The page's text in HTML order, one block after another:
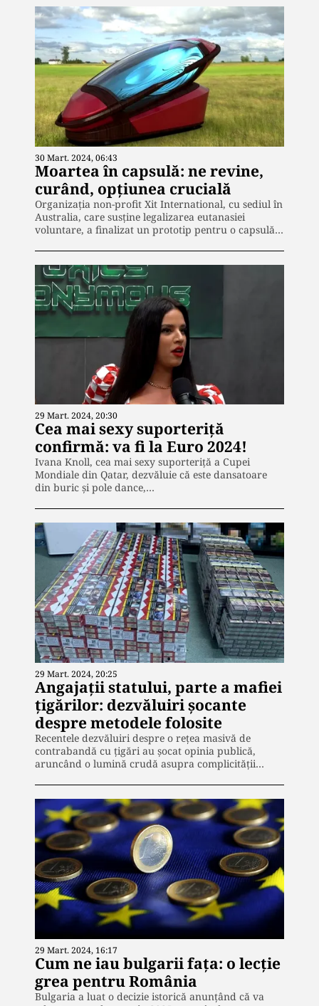
30 Mart. 2024, 06:43
Moartea în capsulă: ne revine,
curând, opțiunea crucială
Organizația non-profit Xit International, cu sediul în
Australia, care susține legalizarea eutanasiei
voluntare, a finalizat un prototip pentru o capsulă…
29 Mart. 2024, 20:30
Cea mai sexy suporteriță
confirmă: va fi la Euro 2024!
Ivana Knoll, cea mai sexy suporteriță a Cupei
Mondiale din Qatar, dezvăluie că este dansatoare
din buric și pole dance,…
29 Mart. 2024, 20:25
Angajații statului, parte a mafiei
țigărilor: dezvăluiri șocante
despre metodele folosite
Recentele dezvăluiri despre o rețea masivă de
contrabandă cu țigări au șocat opinia publică,
aruncând o lumină crudă asupra complicității…
29 Mart. 2024, 16:17
Cum ne iau bulgarii fața: o lecție
grea pentru România
Bulgaria a luat o decizie istorică anunțând că va